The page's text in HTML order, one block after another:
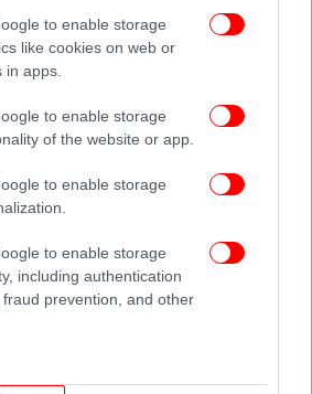
to enable storage
like cookies on web or
apps.
to enable storage
of the website or app.
to enable storage
to enable storage
including authentication
prevention, and other
ανακοινώνεται ο νέος Πρόεδρος
για Κ. Τασούλα και Ε.
αλυσίδες και συστάσεις
το Λος Αντζελες, στους 24 οι
σχέδιο Μάρσαλ» για να